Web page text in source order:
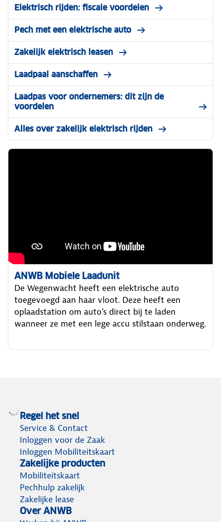
Elektrisch rijden: fiscale voordelen
Pech met een elektrische auto
Zakelijk elektrisch leasen
Laadpaal aanschaffen
Laadpas voor ondernemers: dit zijn de
voordelen
Alles over zakelijk elektrisch rijden
ANWB Mobiele Laadunit
De Wegenwacht heeft een elektrische auto
toegevoegd aan haar vloot. Deze heeft een
oplaadstation om auto's direct bij te laden
wanneer ze met een lege accu stilstaan onderweg.
Regel het snel
Service & Contact
Inloggen voor de Zaak
Inloggen Mobiliteitskaart
Zakelijke producten
Mobiliteitskaart
Pechhulp zakelijk
Zakelijke lease
Over ANWB